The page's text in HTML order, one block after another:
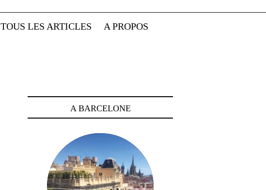
TOUS LES ARTICLES A PROPOS
A BARCELONE